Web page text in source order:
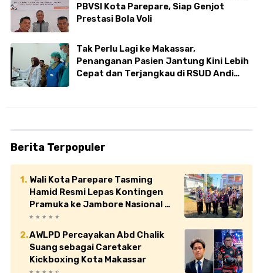
PBVSI Kota Parepare, Siap Genjot
Prestasi Bola Voli
Tak Perlu Lagi ke Makassar,
Penanganan Pasien Jantung Kini Lebih
Cepat dan Terjangkau di RSUD Andi
Berita Terpopuler
Wali Kota Parepare Tasming
Hamid Resmi Lepas Kontingen
Pramuka ke Jambore Nasional XII
di Cibubur
AWLPD Percayakan Abd Chalik
Suang sebagai Caretaker
Kickboxing Kota Makassar